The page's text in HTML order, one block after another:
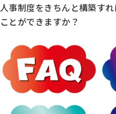
人事制度をきちんと構築す
ことができますか？